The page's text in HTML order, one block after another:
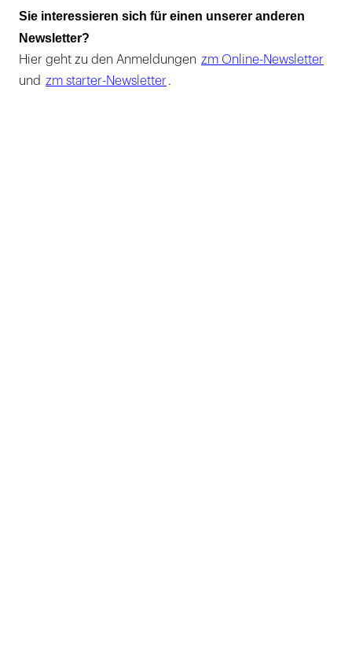
Sie interessieren sich für einen unserer anderen
Newsletter?
Hier geht zu den Anmeldungen zm Online-Newsletter
und zm starter-Newsletter .